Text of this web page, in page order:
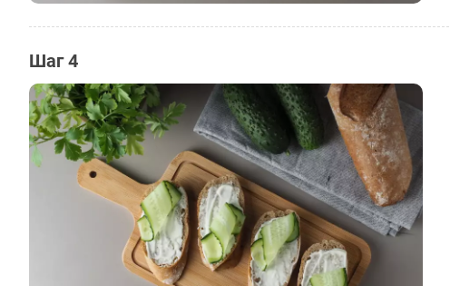
Шаг 4